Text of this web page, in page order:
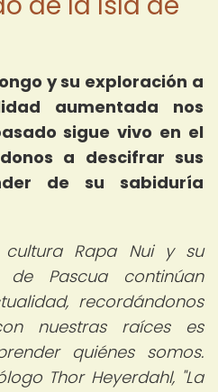
y su exploración a
aumentada nos
sigue vivo en el
a descifrar sus
de su sabiduría
Rapa Nui y su
Pascua continúan
recordándonos
nuestras raíces es
quiénes somos.
Thor Heyerdahl, "La